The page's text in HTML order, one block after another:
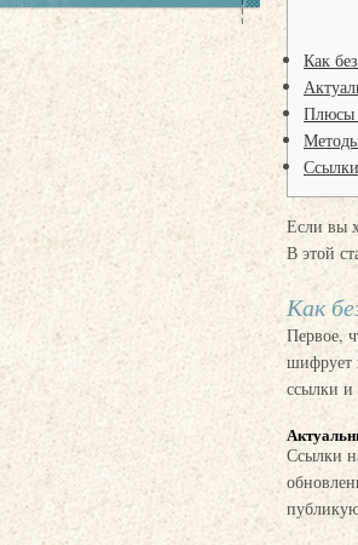
Как
Плюсы
Если вы
В этой
Как
Первое,
шифрует
ссылки и
Ссылки